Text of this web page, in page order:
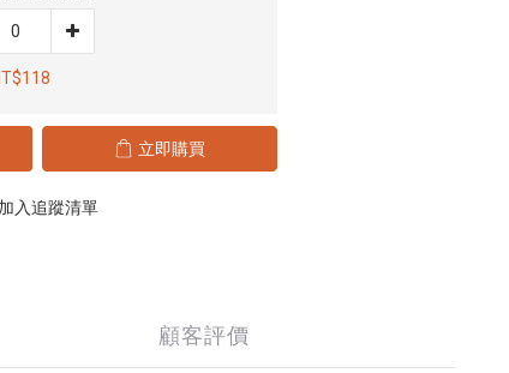
立即購買
加入追蹤清單
顧客評價